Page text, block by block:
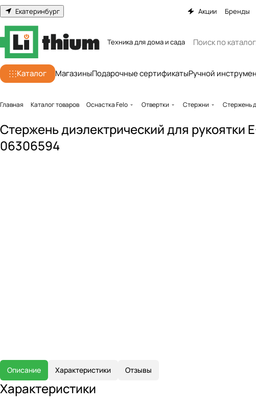
Екатеринбург Акции Бренды
Техника для дома и сада
Каталог МагазиныПодарочные сертификатыРучной
Главная Каталог товаров Оснастка Felo Отвертки Стержни Стержень
Стержень диэлектрический для рукоятки
06306594
Описание Характеристики Отзывы
Характеристики